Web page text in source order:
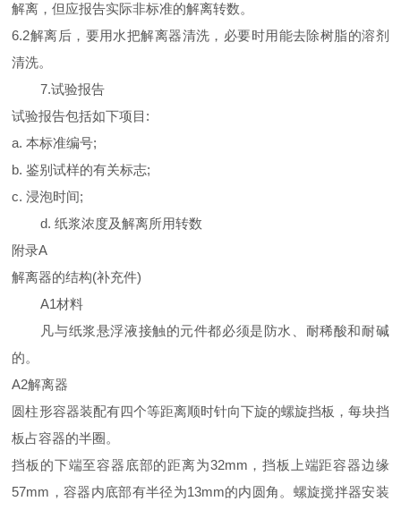
解离，但应报告实际非标准的解离转数。
6.2解离后，要用水把解离器清洗，必要时用能去除树脂的溶剂
清洗。
7.试验报告
试验报告包括如下项目:
a. 本标准编号;
b. 鉴别试样的有关标志;
c. 浸泡时间;
d. 纸浆浓度及解离所用转数
附录A
解离器的结构(补充件)
A1材料
凡与纸浆悬浮液接触的元件都必须是防水、耐稀酸和耐碱
的。
A2解离器
圆柱形容器装配有四个等距离顺时针向下旋的螺旋挡板，每块挡
板占容器的半圈。
挡板的下端至容器底部的距离为32mm，挡板上端距容器边缘
57mm，容器内底部有半径为13mm的内圆角。螺旋搅拌器安装